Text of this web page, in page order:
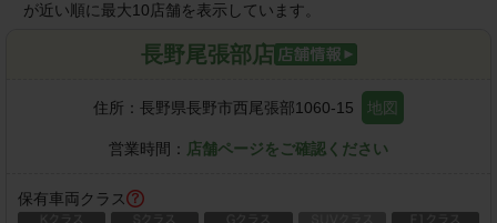
が近い順に最大10店舗を表示しています。
長野尾張部店
住所： 長野県長野市西尾張部1060-15 地図
営業時間： 店舗ページをご確認ください
保有車両クラス